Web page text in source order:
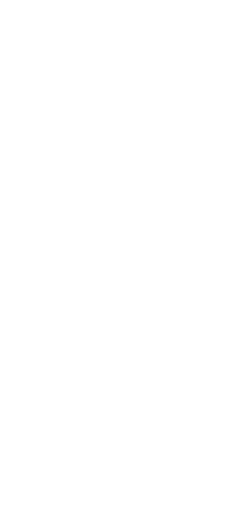
に発送しています